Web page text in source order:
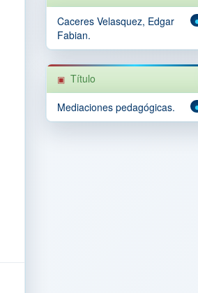
Caceres Velasquez, Edgar
Fabian.
Título
Mediaciones pedagógicas.